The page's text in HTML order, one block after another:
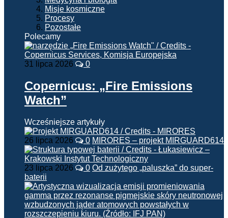
Misje kosmiczne
Procesy
Pozostałe
Polecamy
31 lipca 2026 0
Copernicus: „Fire Emissions
Watch”
Wcześniejsze artykuły
26 lipca 2026 0 MIRORES – projekt MIRGUARD614
23 lipca 2026 0 Od zużytego „paluszka” do super-
baterii